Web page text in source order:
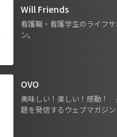
Will Friends
看護職・看護学生のライフ
ン。
OVO
美味しい！楽しい！感動！
題を発信するウェブマガジン